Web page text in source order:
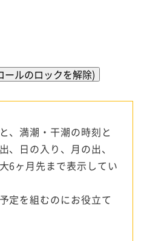
ールのロックを解除)
、満潮・干潮の時刻と
、日の入り、月の出、
6ヶ月先まで表示してい
定を組むのにお役立て